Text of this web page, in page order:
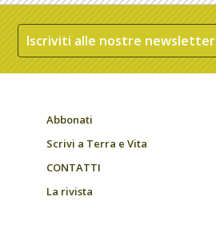
Iscriviti alle nostre newsletter
Abbonati
Scrivi a Terra e Vita
CONTATTI
La rivista